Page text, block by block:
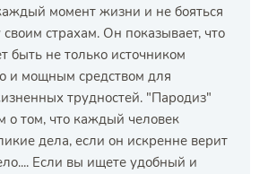
момент жизни и не бояться
своим страхам. Он показывает, что
быть не только источником
и мощным средством для
трудностей. "Пародиз"
о том, что каждый человек
дела, если он искренне верит
Если вы ищете удобный и